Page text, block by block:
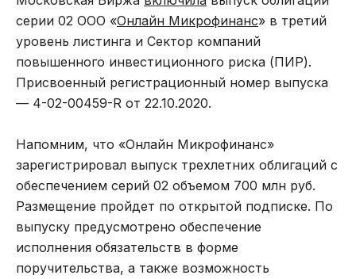
серии 02 ООО «Онлайн Микрофинанс» в третий
уровень листинга и Сектор компаний
повышенного инвестиционного риска (ПИР).
Присвоенный регистрационный номер выпуска
— 4-02-00459-R от 22.10.2020.
Напомним, что «Онлайн Микрофинанс»
зарегистрировал выпуск трехлетних облигаций с
обеспечением серий 02 объемом 700 млн руб.
Размещение пройдет по открытой подписке. По
выпуску предусмотрено обеспечение
исполнения обязательств в форме
поручительства, а также возможность